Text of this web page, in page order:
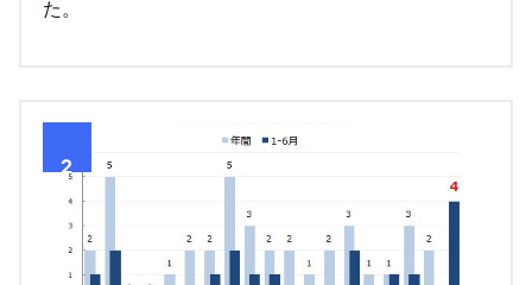
た。
2